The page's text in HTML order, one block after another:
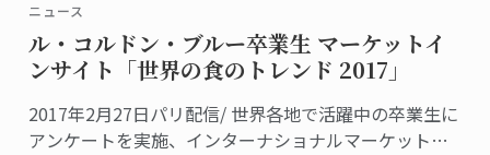
ニュース
ル・コルドン・ブルー卒業生 マーケットイ
ンサイト「世界の食のトレンド 2017」
2017年2月27日パリ配信/ 世界各地で活躍中の卒業生に
アンケートを実施、インターナショナルマーケットに